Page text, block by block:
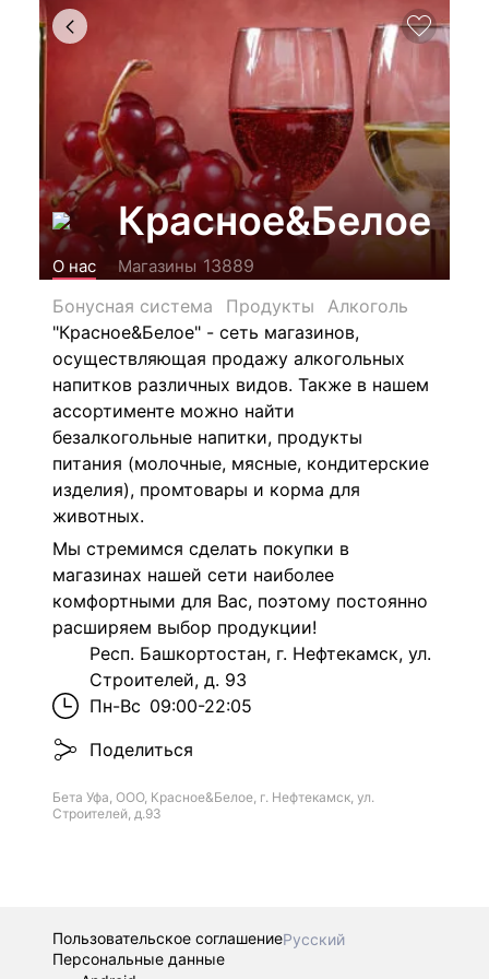
Красное&Белое
О нас Магазины 13889
Бонусная система
Продукты
Алкоголь
"Красное&Белое" - сеть магазинов,
осуществляющая продажу алкогольных
напитков различных видов. Также в нашем
ассортименте можно найти
безалкогольные напитки, продукты
питания (молочные, мясные, кондитерские
изделия), промтовары и корма для
животных.
Мы стремимся сделать покупки в
магазинах нашей сети наиболее
комфортными для Вас, поэтому постоянно
расширяем выбор продукции!
Респ. Башкортостан, г. Нефтекамск, ул.
Строителей, д. 93
Пн-Вс 09:00-22:05
Поделиться
Бета Уфа, ООО, Красное&Белое, г. Нефтекамск, ул.
Строителей, д.93
Пользовательское соглашениеРусский
Персональные данные